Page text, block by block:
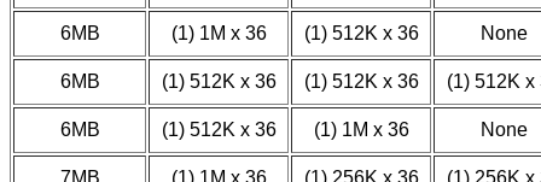
6MB (1) 1M x 36 (1) 512K x 36 None
6MB (1) 512K x 36 (1) 512K x 36 (1) 512K x
6MB (1) 512K x 36 (1) 1M x 36 None
7MB (1) 1M x 36 (1) 256K x 36 (1) 256K x